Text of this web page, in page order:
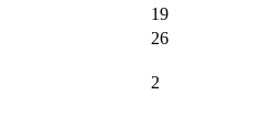
19
26
2